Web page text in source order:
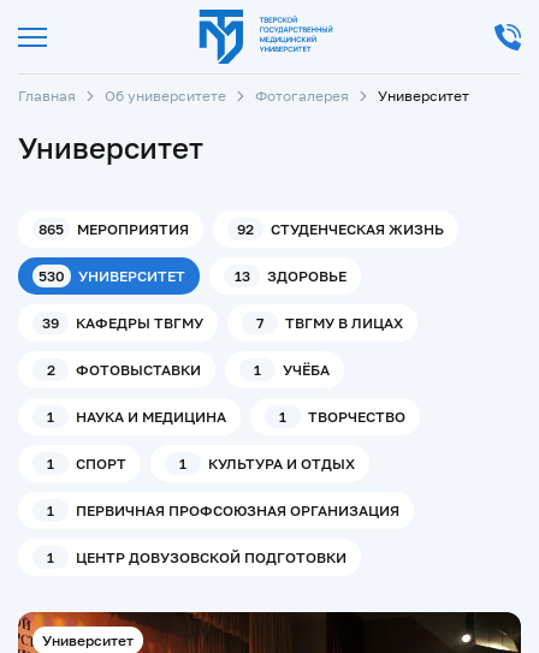
Главная Об университете Фотогалерея Университет
Университет
865 МЕРОПРИЯТИЯ 92 СТУДЕНЧЕСКАЯ ЖИЗНЬ
530 УНИВЕРСИТЕТ 13 ЗДОРОВЬЕ
39 КАФЕДРЫ ТВГМУ 7 ТВГМУ В ЛИЦАХ
2 ФОТОВЫСТАВКИ 1 УЧЁБА
1 НАУКА И МЕДИЦИНА 1 ТВОРЧЕСТВО
1 СПОРТ 1 КУЛЬТУРА И ОТДЫХ
1 ПЕРВИЧНАЯ ПРОФСОЮЗНАЯ ОРГАНИЗАЦИЯ
1 ЦЕНТР ДОВУЗОВСКОЙ ПОДГОТОВКИ
Университет